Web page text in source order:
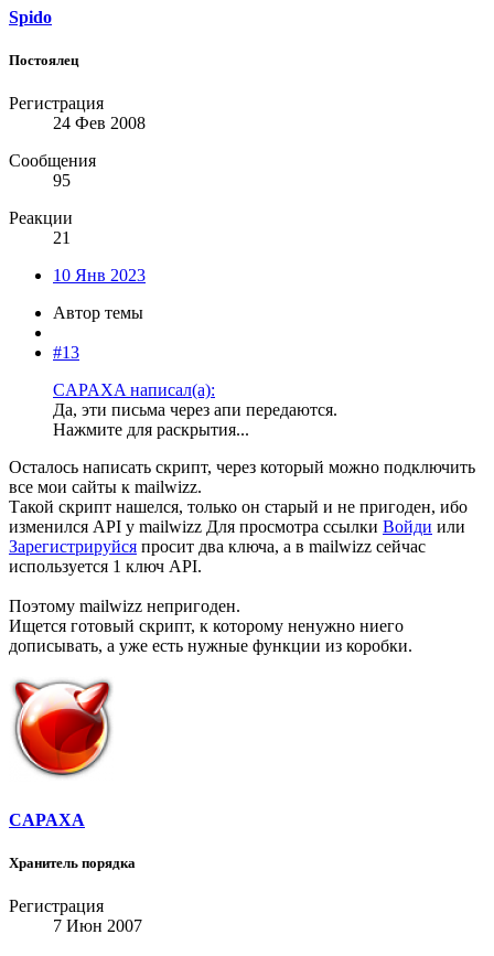
Spido
Постоялец
Регистрация
24 Фев 2008
Сообщения
95
Реакции
21
10 Янв 2023
Автор темы
#13
CAPAXA написал(а):
Да, эти письма через апи передаются.
Нажмите для раскрытия...
Осталось написать скрипт, через который можно подключить
все мои сайты к mailwizz.
Такой скрипт нашелся, только он старый и не пригоден, ибо
изменился API у mailwizz Для просмотра ссылки Войди или
Зарегистрируйся просит два ключа, а в mailwizz сейчас
используется 1 ключ API.
Поэтому mailwizz непригоден.
Ищется готовый скрипт, к которому ненужно ниего
дописывать, а уже есть нужные функции из коробки.
CAPAXA
Хранитель порядка
Регистрация
7 Июн 2007